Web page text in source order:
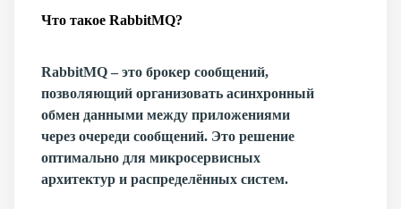
Что такое RabbitMQ?
RabbitMQ – это брокер сообщений,
позволяющий организовать асинхронный
обмен данными между приложениями
через очереди сообщений. Это решение
оптимально для микросервисных
архитектур и распределённых систем.